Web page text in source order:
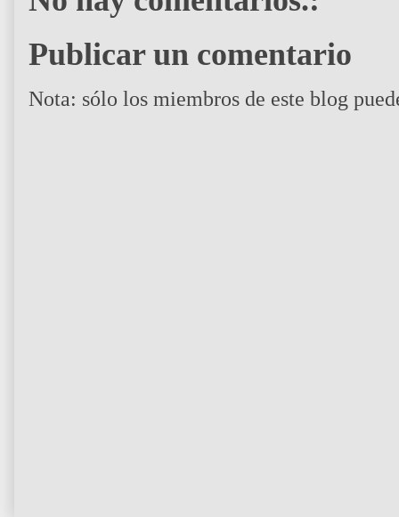
Publicar un comentario
Nota: sólo los miembros de este blog